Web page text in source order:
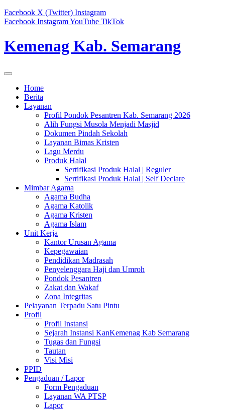
Facebook X (Twitter) Instagram
Facebook InstagramYouTube TikTok
Kemenag Kab. Semarang
Home
Berita
Layanan
Profil Pondok Pesantren Kab. Semarang 2026
Alih Fungsi Musola Menjadi Masjid
Dokumen Pindah Sekolah
Layanan Bimas Kristen
Lagu Merdu
Produk Halal
Sertifikasi Produk Halal | Reguler
Sertifikasi Produk Halal | Self Declare
Mimbar Agama
Agama Budha
Agama Katolik
Agama Kristen
Agama Islam
Unit Kerja
Kantor Urusan Agama
Kepegawaian
Pendidikan Madrasah
Penyelenggara Haji dan Umroh
Pondok Pesantren
Zakat dan Wakaf
Zona Integritas
Pelayanan Terpadu Satu Pintu
Profil
Profil Instansi
Sejarah Instansi KanKemenag Kab Semarang
Tugas dan Fungsi
Tautan
Visi Misi
PPID
Pengaduan / Lapor
Form Pengaduan
Layanan WA PTSP
Lapor